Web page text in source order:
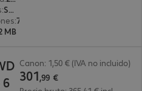
: SATA 3.0 (6 Gbit/s) 8,9 cm (3,5")
:
MB
6
Canon: 1,50 € (IVA no incluido)
301,99 €